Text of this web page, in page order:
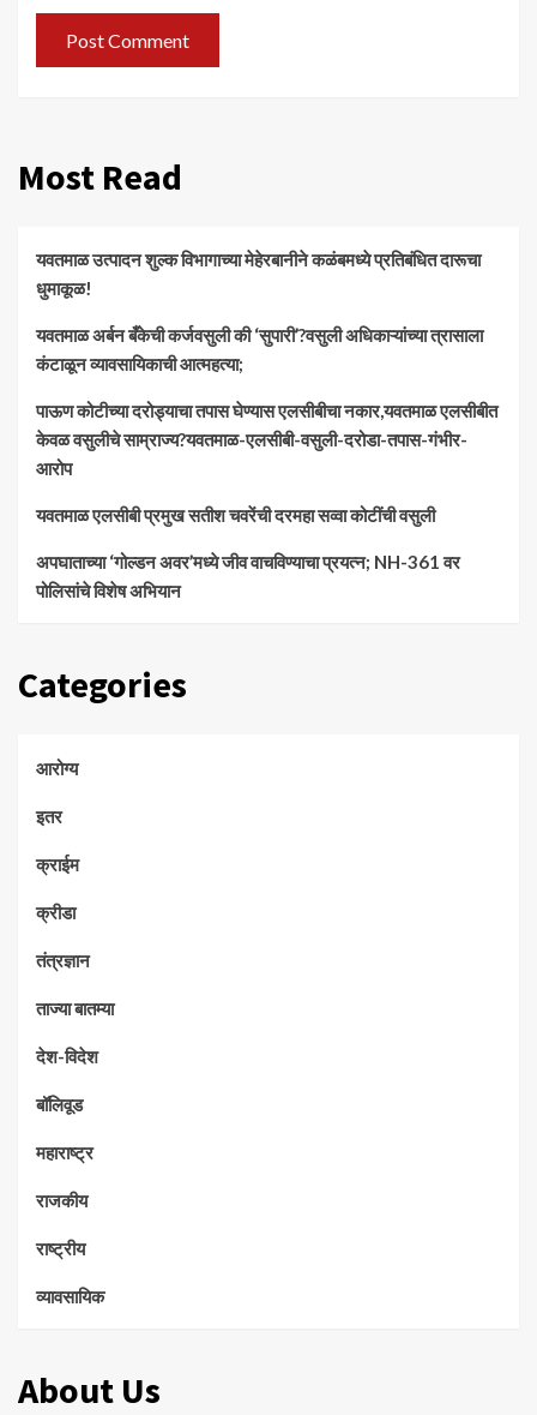
Most Read
यवतमाळ उत्पादन शुल्क विभागाच्या मेहेरबानीने कळंबमध्ये प्रतिबंधित दारूचा
धुमाकूळ!
​यवतमाळ अर्बन बँकेची कर्जवसुली की ‘सुपारी’?वसुली अधिकाऱ्यांच्या त्रासाला
कंटाळून व्यावसायिकाची आत्महत्या;
पाऊण कोटीच्या दरोड्याचा तपास घेण्यास एलसीबीचा नकार,यवतमाळ एलसीबीत
केवळ वसुलीचे साम्राज्य?यवतमाळ-एलसीबी-वसुली-दरोडा-तपास-गंभीर-
आरोप
यवतमाळ एलसीबी प्रमुख सतीश चवरेंची दरमहा सव्वा कोटींची वसुली
अपघाताच्या ‘गोल्डन अवर’मध्ये जीव वाचविण्याचा प्रयत्न; NH-361 वर
पोलिसांचे विशेष अभियान
Categories
आरोग्य
इतर
क्राईम
क्रीडा
तंत्रज्ञान
ताज्या बातम्या
देश-विदेश
बॉलिवूड
महाराष्ट्र
राजकीय
राष्ट्रीय
व्यावसायिक
About Us